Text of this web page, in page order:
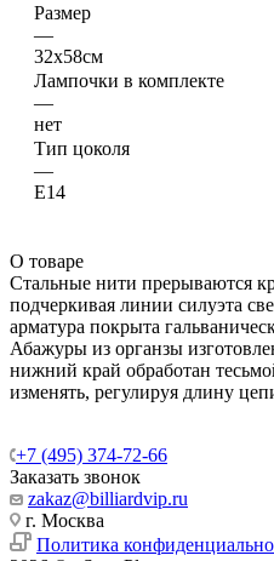
Размер
—
32х58см
Лампочки в комплекте
—
нет
Тип цоколя
—
E14
О товаре
Стальные нити прерываются
подчеркивая линии силуэта
арматура покрыта
Абажуры из органзы
нижний край обработан
изменять, регулируя длину
+7 (495) 374-72-66
Заказать звонок
zakaz@billiardvip.ru
г. Москва
Политика